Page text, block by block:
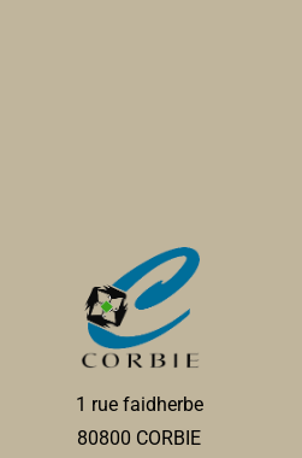
1 rue faidherbe
80800 CORBIE